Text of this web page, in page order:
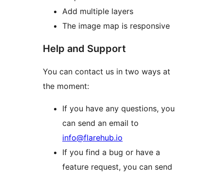
Add multiple layers
The image map is responsive
Help and Support
You can contact us in two ways at
the moment:
If you have any questions, you
can send an email to
info@flarehub.io
If you find a bug or have a
feature request, you can send